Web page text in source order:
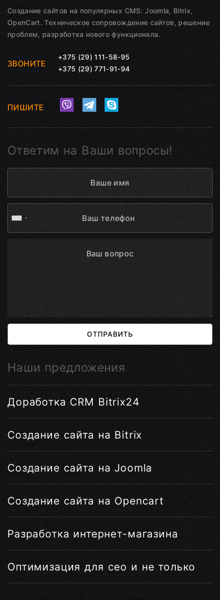
Создание сайтов на популярных CMS: Joomla, Bitrix,
OpenCart. Техническое сопровождение сайтов, решение
проблем, разработка нового функционала.
ЗВОНИТЕ
+375 (29) 111-58-95
+375 (29) 771-91-94
ПИШИТЕ
Ответим на Ваши вопросы!
ОТПРАВИТЬ
Наши предложения
Доработка CRM Bitrix24
Создание сайта на Bitrix
Создание сайта на Joomla
Создание сайта на Opencart
Разработка интернет-магазина
Оптимизация для сео и не только